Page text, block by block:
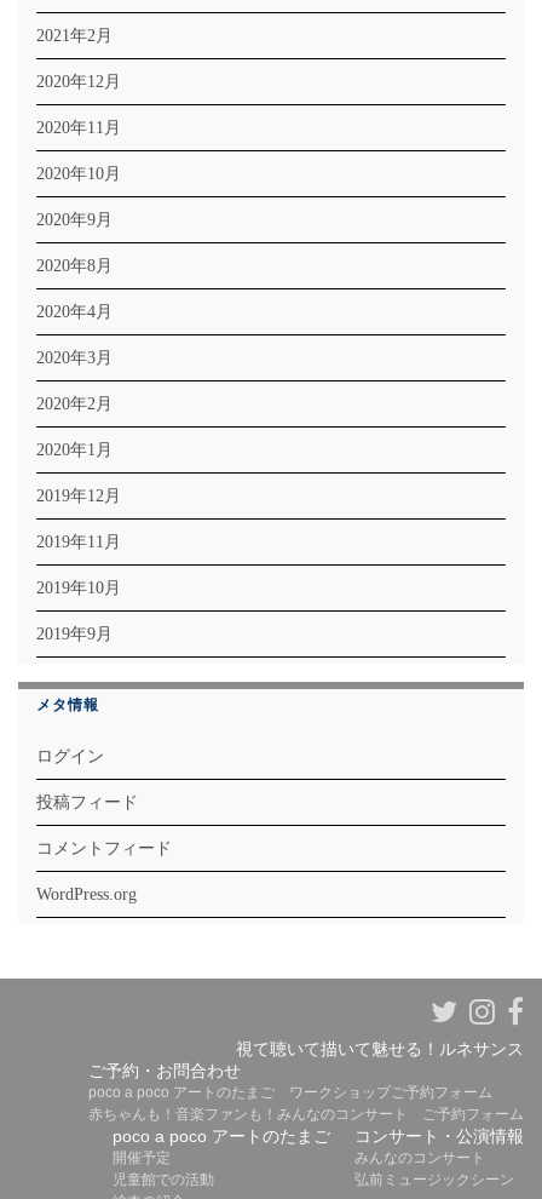
2021年2月
2020年12月
2020年11月
2020年10月
2020年9月
2020年8月
2020年4月
2020年3月
2020年2月
2020年1月
2019年12月
2019年11月
2019年10月
2019年9月
メタ情報
ログイン
投稿フィード
コメントフィード
WordPress.org
視て聴いて描いて魅せる！ルネサンス
ご予約・お問合わせ
poco a poco アートのたまご ワークショップご予約フォーム
赤ちゃんも！音楽ファンも！みんなのコンサート ご予約フォーム
poco a poco アートのたまご
開催予定
児童館での活動
コンサート・公演情報
みんなのコンサート
弘前ミュージックシーン